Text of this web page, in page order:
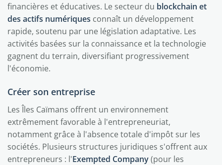
financières et éducatives. Le secteur du blockchain et
des actifs numériques connaît un développement
rapide, soutenu par une législation adaptative. Les
activités basées sur la connaissance et la technologie
gagnent du terrain, diversifiant progressivement
l'économie.
Créer son entreprise
Les Îles Caïmans offrent un environnement
extrêmement favorable à l'entrepreneuriat,
notamment grâce à l'absence totale d'impôt sur les
sociétés. Plusieurs structures juridiques s'offrent aux
entrepreneurs : l'Exempted Company(pour les